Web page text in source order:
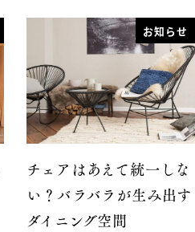
お知らせ
チェアはあえて統一しな
い？バラバラが生み出す
ダイニング空間